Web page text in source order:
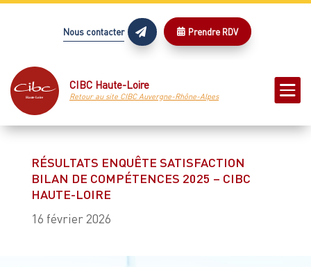
Nous contacter   Prendre RDV
CIBC Haute-Loire
Retour au site CIBC Auvergne-Rhône-Alpes 
RÉSULTATS ENQUÊTE SATISFACTION
BILAN DE COMPÉTENCES 2025 – CIBC
HAUTE-LOIRE
16 février 2026